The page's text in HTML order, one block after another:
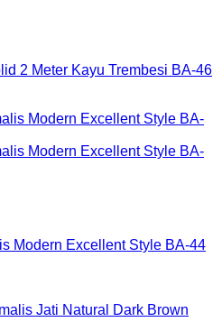
2 Meter Kayu Trembesi BA-46
Modern Excellent Style BA-44